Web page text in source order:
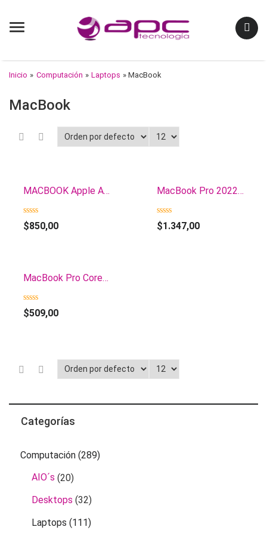
Menu
Inicio » Computación » Laptops » MacBook
MacBook
MACBOOK Apple Air 13′, M1 w/ 8-core CPU and 8-core GPU, 512GB – Silver MGNA3LA/A
0
out
$850,00
MacBook Pro 2022 M2 Chip 10-core 256GB SSD 8GB 13.3′ Retina Display MacOS Monterey 12 MNEH3LL/A-NOB
0
out
$1.347,00
MacBook Pro Core i5 1.4GHz 128GB SSD 8GB 13.3′ BT MacOS Touch FUHN2LL/A
0
out
$509,00
Categorías
Computación (289)
AIO´s (20)
Desktops (32)
Laptops (111)